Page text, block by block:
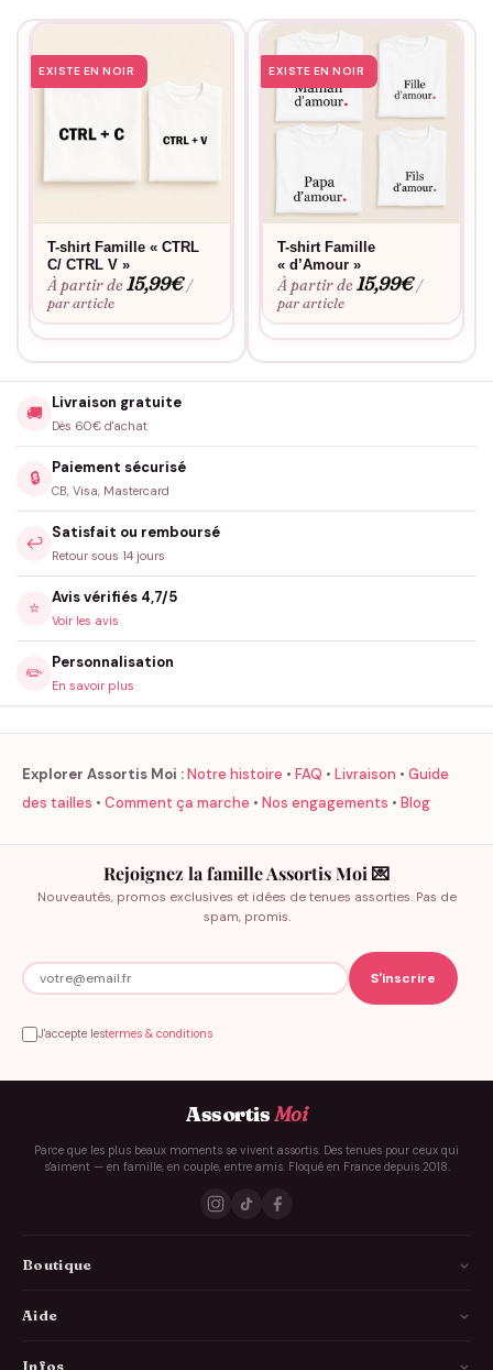
EXISTE EN NOIR
T-shirt Famille « CTRL
C/ CTRL V »
À partir de15,99€ /
par article
EXISTE EN NOIR
T-shirt Famille
« d’Amour »
À partir de15,99€ /
par article
🚚
Livraison gratuite
Dès 60€ d'achat
🔒
Paiement sécurisé
CB, Visa, Mastercard
↩️
Satisfait ou remboursé
Retour sous 14 jours
⭐
Avis vérifiés 4,7/5
Voir les avis
✏️
Personnalisation
En savoir plus
Explorer Assortis Moi :Notre histoire • FAQ • Livraison • Guide
des tailles • Comment ça marche • Nos engagements • Blog
Rejoignez la famille Assortis Moi 💌
Nouveautés, promos exclusives et idées de tenues assorties. Pas de
spam, promis.
J'accepte lestermes & conditions
AssortisMoi
Parce que les plus beaux moments se vivent assortis. Des tenues pour ceux qui
s'aiment — en famille, en couple, entre amis. Floqué en France depuis 2018.
Boutique
Aide
Infos